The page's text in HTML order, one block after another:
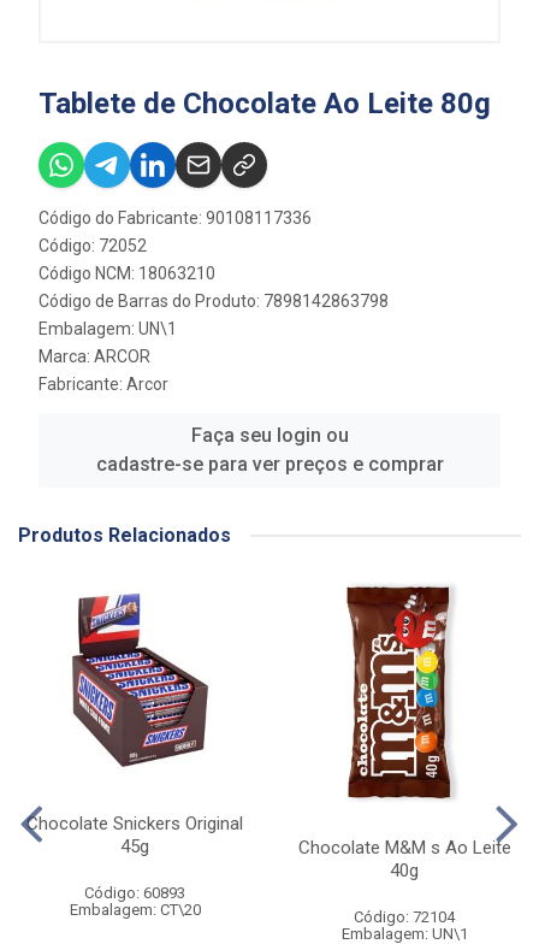
Tablete de Chocolate Ao Leite 80g
Código do Fabricante: 90108117336
Código: 72052
Código NCM: 18063210
Código de Barras do Produto: 7898142863798
Embalagem: UN\1
Marca: ARCOR
Fabricante: Arcor
Faça seu login ou
cadastre-se para ver preços e comprar
Produtos Relacionados
Chocolate Snickers Original
45g
Código: 60893
Embalagem: CT\20
Chocolate M&M s Ao Leite
40g
Código: 72104
Embalagem: UN\1